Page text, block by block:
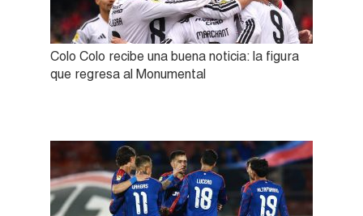
Colo Colo recibe una buena noticia: la figura
que regresa al Monumental